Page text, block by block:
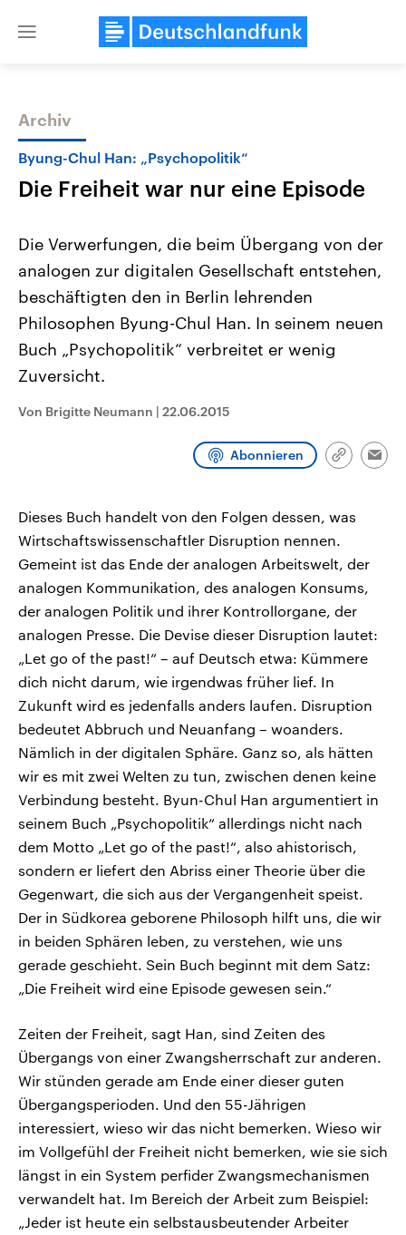
Close
Themen
Landtagswahl Sachsen-Anhalt
2026
Alle Informationen
Sachsen-Anhalt wählt am 6.
September 2026 einen neuen
Bundesland von einer Koalition aus
CDU, SPD und FDP regiert.-
Wahlprogramme, aktuelle Berichte
und Hintergründe zu den Parteien
USA
Aktuelle Beiträge,
Hintergründe
Wirtschaftlich und
Programm Podcasts
Archiv
Byung-Chul Han: „Psychopolitik“
Die Freiheit war nur eine Episode
Die Verwerfungen, die beim Übergang von der
analogen zur digitalen Gesellschaft entstehen,
beschäftigten den in Berlin lehrenden
Philosophen Byung-Chul Han. In seinem neuen
Buch „Psychopolitik“ verbreitet er wenig
Zuversicht.
Von Brigitte Neumann | 22.06.2015
Abonnieren
Link
Dieses Buch handelt von den Folgen dessen, was
Wirtschaftswissenschaftler Disruption nennen.
Gemeint ist das Ende der analogen Arbeitswelt, der
analogen Kommunikation, des analogen Konsums,
der analogen Politik und ihrer Kontrollorgane, der
analogen Presse. Die Devise dieser Disruption lautet:
„Let go of the past!“ – auf Deutsch etwa: Kümmere
dich nicht darum, wie irgendwas früher lief. In
Zukunft wird es jedenfalls anders laufen. Disruption
bedeutet Abbruch und Neuanfang – woanders.
Nämlich in der digitalen Sphäre. Ganz so, als hätten
wir es mit zwei Welten zu tun, zwischen denen keine
Verbindung besteht. Byun-Chul Han argumentiert in
seinem Buch „Psychopolitik“ allerdings nicht nach
dem Motto „Let go of the past!“, also ahistorisch,
sondern er liefert den Abriss einer Theorie über die
Gegenwart, die sich aus der Vergangenheit speist.
Der in Südkorea geborene Philosoph hilft uns, die wir
in beiden Sphären leben, zu verstehen, wie uns
gerade geschieht. Sein Buch beginnt mit dem Satz:
„Die Freiheit wird eine Episode gewesen sein.“
Zeiten der Freiheit, sagt Han, sind Zeiten des
Übergangs von einer Zwangsherrschaft zur anderen.
Wir stünden gerade am Ende einer dieser guten
Übergangsperioden. Und den 55-Jährigen
interessiert, wieso wir das nicht bemerken. Wieso wir
im Vollgefühl der Freiheit nicht bemerken, wie sie sich
längst in ein System perfider Zwangsmechanismen
verwandelt hat. Im Bereich der Arbeit zum Beispiel:
„Jeder ist heute ein selbstausbeutender Arbeiter